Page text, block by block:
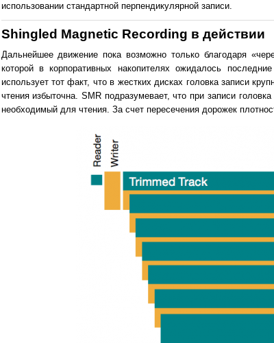
использовании стандартной перпендикулярной записи.
Shingled Magnetic Recording в действии
Дальнейшее движение пока возможно только благодаря
которой в корпоративных накопителях ожидалось
использует тот факт, что в жестких дисках головка записи
чтения избыточна. SMR подразумевает, что при записи
необходимый для чтения. За счет пересечения дорожек